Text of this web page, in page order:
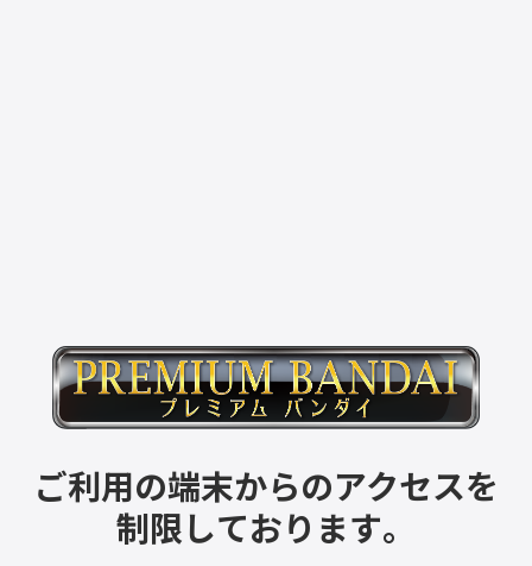
ご利用の端末からのアクセスを
制限しております。